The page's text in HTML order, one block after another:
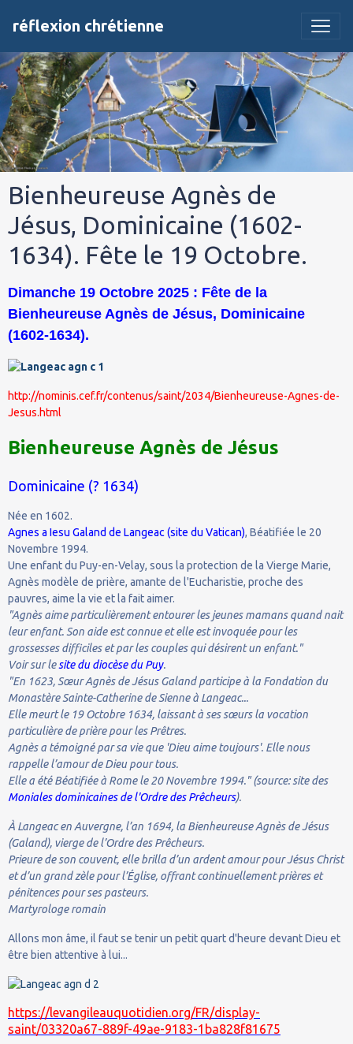
réflexion chrétienne
Bienheureuse Agnès de
Jésus, Dominicaine (1602-
1634). Fête le 19 Octobre.
Dimanche 19 Octobre 2025 : Fête de la
Bienheureuse Agnès de Jésus, Dominicaine
(1602-1634).
http://nominis.cef.fr/contenus/saint/2034/Bienheureuse-Agnes-de-
Jesus.html
Bienheureuse Agnès de Jésus
Dominicaine (? 1634)
Née en 1602.
Agnes a Iesu Galand de Langeac (site du Vatican), Béatifiée le 20
Novembre 1994.
Une enfant du Puy-en-Velay, sous la protection de la Vierge Marie,
Agnès modèle de prière, amante de l'Eucharistie, proche des
pauvres, aime la vie et la fait aimer.
"Agnès aime particulièrement entourer les jeunes mamans quand nait
leur enfant. Son aide est connue et elle est invoquée pour les
grossesses difficiles et par les couples qui désirent un enfant."
Voir sur lesite du diocèse du Puy.
"En 1623, Sœur Agnès de Jésus Galand participe à la Fondation du
Monastère Sainte-Catherine de Sienne à Langeac...
Elle meurt le 19 Octobre 1634, laissant à ses sœurs la vocation
particulière de prière pour les Prêtres.
Agnès a témoigné par sa vie que 'Dieu aime toujours'. Elle nous
rappelle l’amour de Dieu pour tous.
Elle a été Béatifiée à Rome le 20 Novembre 1994." (source: site des
Moniales dominicaines de l'Ordre des Prêcheurs).
À Langeac en Auvergne, l’an 1694, la Bienheureuse Agnès de Jésus
(Galand), vierge de l’Ordre des Prêcheurs.
Prieure de son couvent, elle brilla d’un ardent amour pour Jésus Christ
et d’un grand zèle pour l’Église, offrant continuellement prières et
pénitences pour ses pasteurs.
Martyrologe romain
Allons mon âme, il faut se tenir un petit quart d'heure devant Dieu et
être bien attentive à lui...
https://levangileauquotidien.org/FR/display-
saint/03320a67-889f-49ae-9183-1ba828f81675